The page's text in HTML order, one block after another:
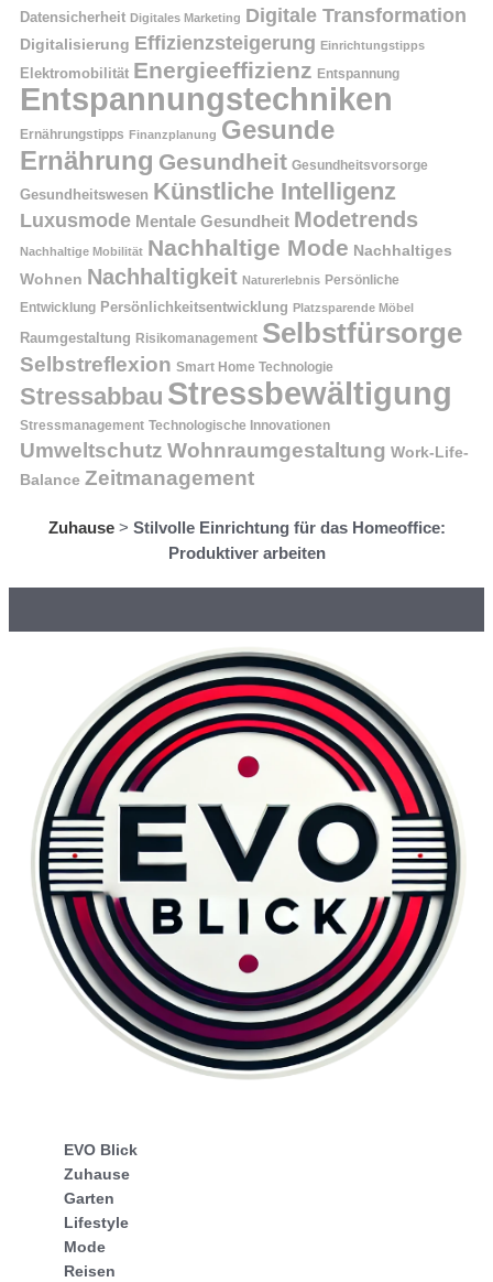
Datensicherheit Digitales Marketing Digitale Transformation
Digitalisierung Effizienzsteigerung Einrichtungstipps
Elektromobilität Energieeffizienz Entspannung
Entspannungstechniken
Ernährungstipps Finanzplanung Gesunde
Ernährung Gesundheit Gesundheitsvorsorge
Gesundheitswesen Künstliche Intelligenz
Luxusmode Mentale Gesundheit Modetrends
Nachhaltige Mobilität Nachhaltige Mode Nachhaltiges
Wohnen Nachhaltigkeit Naturerlebnis Persönliche
Entwicklung Persönlichkeitsentwicklung Platzsparende Möbel
Raumgestaltung Risikomanagement Selbstfürsorge
Selbstreflexion Smart Home Technologie
Stressabbau Stressbewältigung
Stressmanagement Technologische Innovationen
Umweltschutz Wohnraumgestaltung Work-Life-
Balance Zeitmanagement
Zuhause> Stilvolle Einrichtung für das Homeoffice:
Produktiver arbeiten
EVO Blick
Zuhause
Garten
Lifestyle
Mode
Reisen